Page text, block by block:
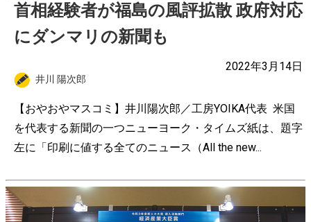
首相経験者が福島の風評拡散 政府対応
にダンマリの新聞も
2022年3月14日
井川 陽次郎
【おやおやマスコミ】井川陽次郎／工房YOIKA代表 米国
を代表する新聞の一つニューヨーク・タイムズ紙は、題字
左に「印刷に値する全てのニュース（All the new...